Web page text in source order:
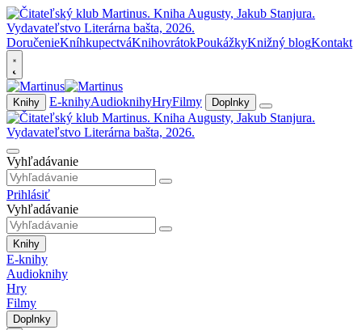
DoručenieKníhkupectváKnihovrátokPoukážkyKnižný blogKontakt
Knihy E-knihyAudioknihyHryFilmy Doplnky
Vyhľadávanie
Prihlásiť
Vyhľadávanie
Knihy
E-knihy
Audioknihy
Hry
Filmy
Doplnky